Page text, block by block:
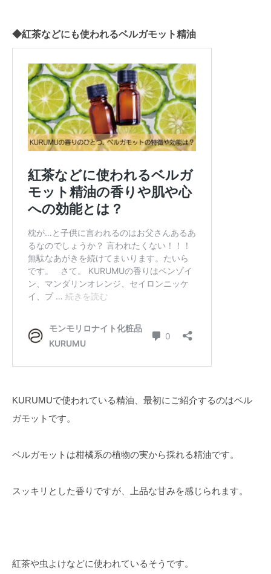
◆紅茶などにも使われるベルガモット精油
KURUMUで使われている精油、最初にご紹介するのはベル
ガモットです。
ベルガモットは柑橘系の植物の実から採れる精油です。
スッキリとした香りですが、上品な甘みを感じられます。
紅茶や虫よけなどに使われているそうです。